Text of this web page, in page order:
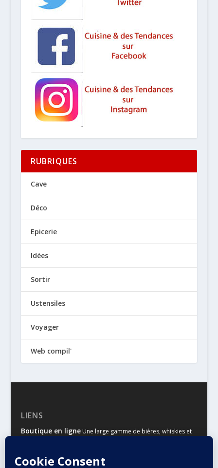
RUBRIQUES
Cave
Déco
Epicerie
Idées
Sortir
Ustensiles
Voyager
Web compil'
LIENS
Boutique en ligneUne large gamme de bières, whiskies et
Malts & HoublonsLe site d’information des amateurs de